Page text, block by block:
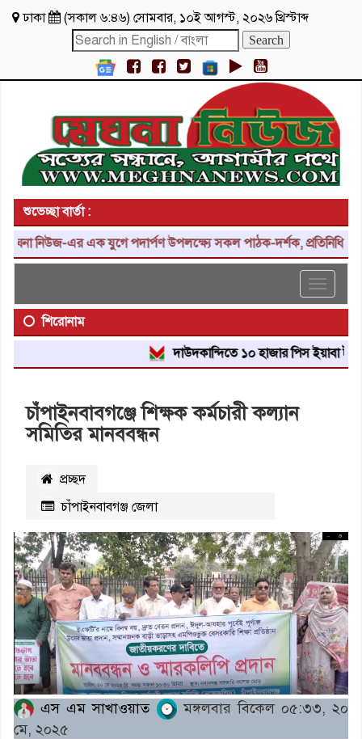
ঢাকা (সকাল ৬:৪৬) সোমবার, ১০ই আগস্ট, ২০২৬ খ্রিস্টাব্দ
শুভেচ্ছা বার্তা :
নিউজ-এর এক যুগে পদার্পণ উপলক্ষ্যে সকল পাঠক-দর্শক, প্রতিনিধি,
Toggle
শিরোনাম
দাউদকান্দিতে ১০ হাজার পিস ইয়াবা
চাঁপাইনবাবগঞ্জে শিক্ষক কর্মচারী কল্যান
সমিতির মানববন্ধন
প্রচ্ছদ
চাঁপাইনবাবগঞ্জ জেলা
এস এম সাখাওয়াত
মঙ্গলবার বিকেল ০৫:৩৩, ২০
মে, ২০২৫